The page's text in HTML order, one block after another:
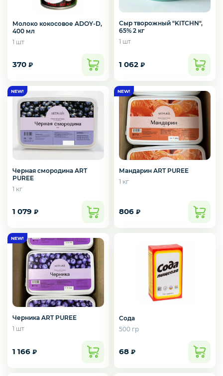
Молоко кокосовое ADOY-D,
400 мл
1 шт
370 ₽
Сыр творожный "KITCHN",
65% 2 кг
1 шт
1 062 ₽
Черная смородина ART
PUREE
1 кг
1 079 ₽
Мандарин ART PUREE
1 кг
806 ₽
Черника ART PUREE
1 шт
1 166 ₽
Сода
500 гр
68 ₽